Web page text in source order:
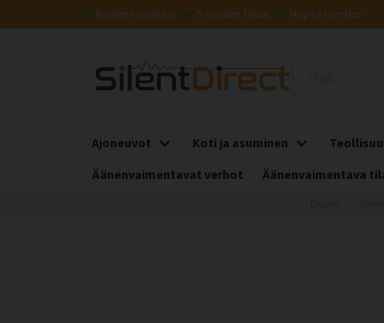
Ilmainen toimitus 5 vuoden takuu Nopea toimitus
Ajoneuvot Koti ja asuminen
Äänenvaimentavat verhot
Äänenvaimentava